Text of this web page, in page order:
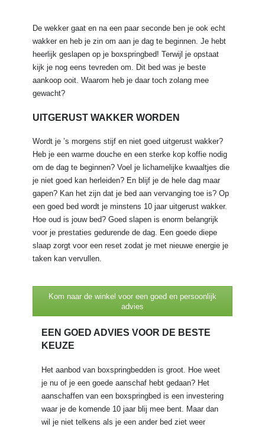
De wekker gaat en na een paar seconde ben je ook echt
wakker en heb je zin om aan je dag te beginnen. Je hebt
heerlijk geslapen op je boxspringbed! Terwijl je opstaat
kijk je nog eens tevreden om. Dit bed was je beste
aankoop ooit. Waarom heb je daar toch zolang mee
gewacht?
UITGERUST WAKKER WORDEN
Wordt je ’s morgens stijf en niet goed uitgerust wakker?
Heb je een warme douche en een sterke kop koffie nodig
om de dag te beginnen? Voel je lichamelijke kwaaltjes die
je niet goed kan herleiden? En blijf je de hele dag maar
gapen? Kan het zijn dat je bed aan vervanging toe is? Op
een goed bed wordt je minstens 10 jaar uitgerust wakker.
Hoe oud is jouw bed? Goed slapen is enorm belangrijk
voor je prestaties gedurende de dag. Een goede diepe
slaap zorgt voor een reset zodat je met nieuwe energie je
taken kan vervullen.
Kom naar de winkel voor een goed en persoonlijk
advies
EEN GOED ADVIES VOOR DE BESTE
KEUZE
Het aanbod van boxspringbedden is groot. Hoe weet
je nu of je een goede aanschaf hebt gedaan? Het
aanschaffen van een boxspringbed is een investering
waar je de komende 10 jaar blij mee bent. Maar dan
wil je niet telkens als je een ander bed ziet weer